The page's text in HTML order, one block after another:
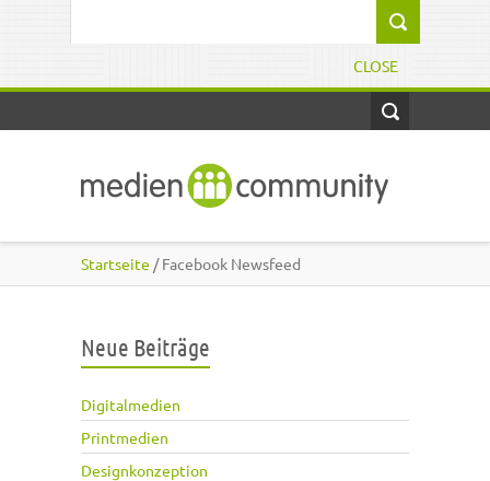
CLOSE
Startseite / Facebook Newsfeed
Neue Beiträge
Digitalmedien
Printmedien
Designkonzeption